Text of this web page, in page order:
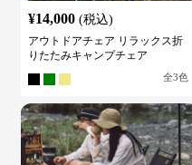
¥14,000 (税込)
アウトドアチェア リラックス折
りたたみキャンプチェア
全3色